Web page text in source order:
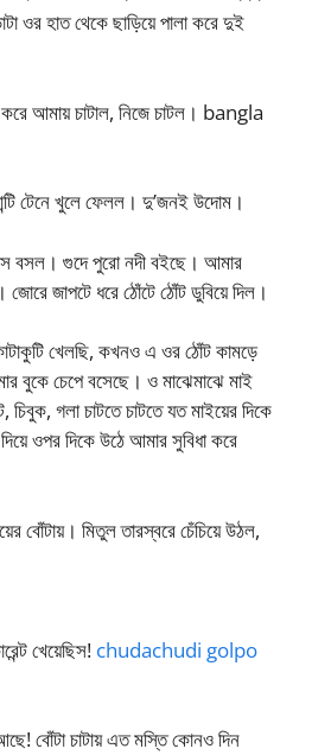
ওর হাত থেকে ছাড়িয়ে পালা করে দুই
আমায় চাটাল, নিজে চাটল। bangla
টেনে খুলে ফেলল। দু’জনই উদোম।
বসল। গুদে পুরো নদী বইছে। আমার
জোরে জাপটে ধরে ঠোঁটে ঠোঁট ডুবিয়ে দিল।
খেলছি, কখনও এ ওর ঠোঁট কামড়ে
বুকে চেপে বসেছে। ও মাঝেমাঝে মাই
গলা চাটতে চাটতে যত মাইয়ের দিকে
ওপর দিকে উঠে আমার সুবিধা করে
বোঁটায়। মিতুল তারস্বরে চেঁচিয়ে উঠল,
খেয়েছিস! chudachudi golpo
বোঁটা চাটায় এত মস্তি কোনও দিন